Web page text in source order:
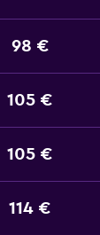
98 €
105 €
105 €
114 €